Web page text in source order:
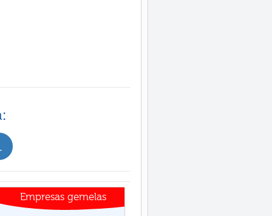
Empresas gemelas